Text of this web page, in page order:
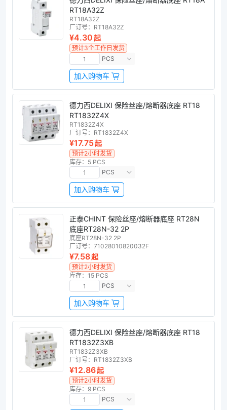
RT18A32Z
RT18A32Z
厂订号： RT18A32Z
¥4.30起
预计3个工作日发货
PCS
加入购物车
德力西DELIXI 保险丝座/熔断器底座 RT18
RT1832Z4X
RT1832Z4X
厂订号： RT1832Z4X
¥17.75起
预计2小时发货
库存：5 PCS
PCS
加入购物车
正泰CHINT 保险丝座/熔断器底座 RT28N
底座RT28N-32 2P
底座RT28N-32 2P
厂订号： 71028010820032F
¥7.58起
预计2小时发货
库存：15 PCS
PCS
加入购物车
德力西DELIXI 保险丝座/熔断器底座 RT18
RT1832Z3XB
RT1832Z3XB
厂订号： RT1832Z3XB
¥12.86起
预计2小时发货
库存：9 PCS
PCS